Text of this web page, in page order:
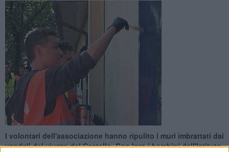
I volontari dell'associazione hanno ripulito i muri imbrattati dai
vandali del viuzzo del Cestello. Con loro i bambini dell'Istituto